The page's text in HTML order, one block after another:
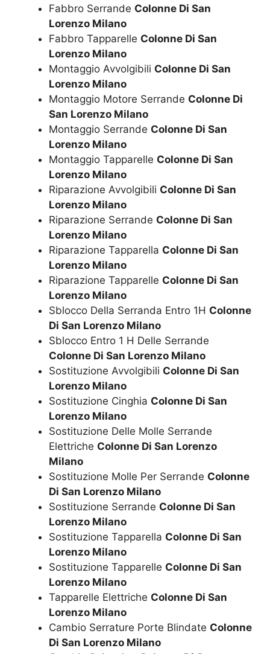
Fabbro Serrande Colonne Di San
Lorenzo Milano
Fabbro Tapparelle Colonne Di San
Lorenzo Milano
Montaggio Avvolgibili Colonne Di San
Lorenzo Milano
Montaggio Motore Serrande Colonne Di
San Lorenzo Milano
Montaggio Serrande Colonne Di San
Lorenzo Milano
Montaggio Tapparelle Colonne Di San
Lorenzo Milano
Riparazione Avvolgibili Colonne Di San
Lorenzo Milano
Riparazione Serrande Colonne Di San
Lorenzo Milano
Riparazione Tapparella Colonne Di San
Lorenzo Milano
Riparazione Tapparelle Colonne Di San
Lorenzo Milano
Sblocco Della Serranda Entro 1H Colonne
Di San Lorenzo Milano
Sblocco Entro 1 H Delle Serrande
Colonne Di San Lorenzo Milano
Sostituzione Avvolgibili Colonne Di San
Lorenzo Milano
Sostituzione Cinghia Colonne Di San
Lorenzo Milano
Sostituzione Delle Molle Serrande
Elettriche Colonne Di San Lorenzo
Milano
Sostituzione Molle Per Serrande Colonne
Di San Lorenzo Milano
Sostituzione Serrande Colonne Di San
Lorenzo Milano
Sostituzione Tapparella Colonne Di San
Lorenzo Milano
Sostituzione Tapparelle Colonne Di San
Lorenzo Milano
Tapparelle Elettriche Colonne Di San
Lorenzo Milano
Cambio Serrature Porte Blindate Colonne
Di San Lorenzo Milano